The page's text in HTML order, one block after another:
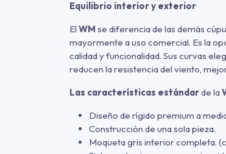
Equilibrio interior y exterior
El WM se diferencia de las demás
mayormente a uso comercial. Es la
calidad y funcionalidad. Sus curvas
reducen la resistencia del viento,
Las características estándarde la
Diseño de rígido premium a
Construcción de una sola pieza.
Moqueta gris interior completa.